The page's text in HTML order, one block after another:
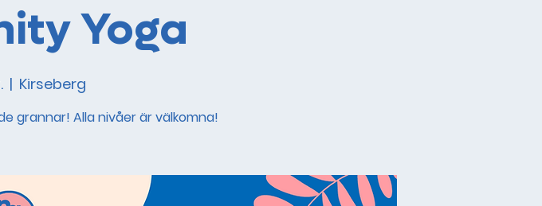
Yoga
  |
Kirseberg
grannar! Alla nivåer är välkomna!